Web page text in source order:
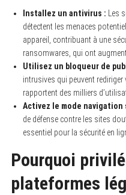
Installez un antivirus : Les
détectent les menaces
appareil, contribuant à une
ransomwares, qui ont
Utilisez un bloqueur de
intrusives qui peuvent
rapportent des milliers
Activez le mode navigation
de défense contre les sites
essentiel pour la sécurité en
Pourquoi
plateformes